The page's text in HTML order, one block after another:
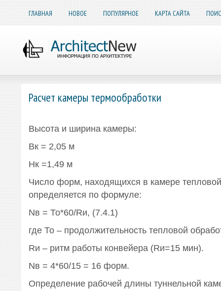
ГЛАВНАЯ НОВОЕ ПОПУЛЯРНОЕ КАРТА САЙТА
Расчет камеры термообработки
Высота и ширина камеры:
Вк = 2,05 м
Нк =1,49 м
Число форм, находящихся в камере
определяется по формуле:
Nв = То*60/Rи, (7.4.1)
где То – продолжительность тепловой
Rи – ритм работы конвейера (Rи=15 мин).
Nв = 4*60/15 = 16 форм.
Определение рабочей длины туннельной